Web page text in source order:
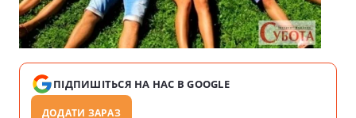
ПІДПИШІТЬСЯ НА НАС В GOOGLE
ДОДАТИ ЗАРАЗ